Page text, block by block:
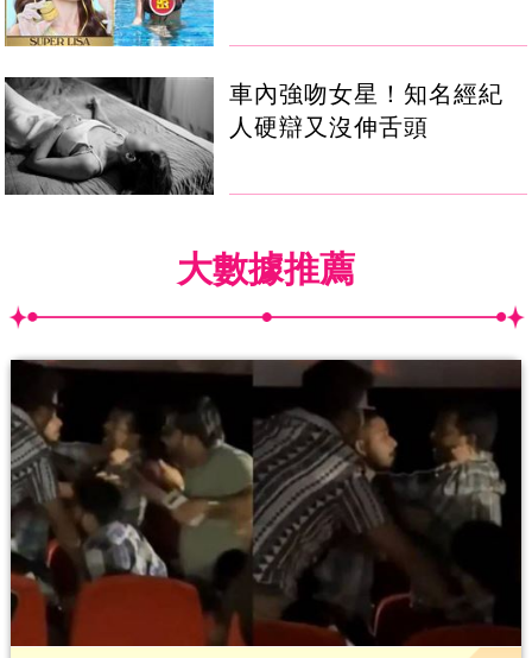
車內強吻女星！知名經紀
人硬辯又沒伸舌頭
大數據推薦